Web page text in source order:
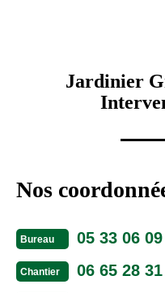
Jardinier
Nos
Bureau 05 33 06
Chantier 06 65 28